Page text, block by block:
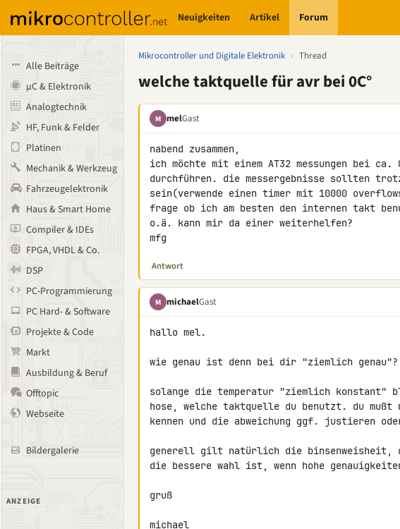
Neuigkeiten Artikel Forum
Alle Beiträge
µC & Elektronik
Analogtechnik
HF, Funk & Felder
Platinen
Mechanik & Werkzeug
Fahrzeugelektronik
Haus & Smart Home
Compiler & IDEs
FPGA, VHDL & Co.
DSP
PC-Programmierung
PC Hard- & Software
Projekte & Code
Markt
Ausbildung & Beruf
Offtopic
Webseite
Bildergalerie
ANZEIGE
Mikrocontroller und Digitale Elektronik › Thread
welche taktquelle für avr bei 0C°
M melGast
nabend zusammen,
ich möchte mit einem AT32 messungen bei
durchführen. die messergebnisse sollten
sein(verwende einen timer mit 10000
frage ob ich am besten den internen takt
o.ä. kann mir da einer weiterhelfen?
mfg
Antwort
M michaelGast
hallo mel.
wie genau ist denn bei dir "ziemlich genau"?
solange die temperatur "ziemlich
hose, welche taktquelle du benutzt. du
kennen und die abweichung ggf. justieren
generell gilt natürlich die binsenweisheit,
die bessere wahl ist, wenn hohe
gruß
michael